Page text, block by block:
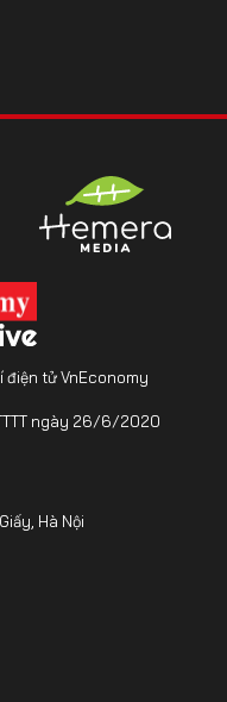
điện tử VnEconomy
ngày 26/6/2020
Hà Nội